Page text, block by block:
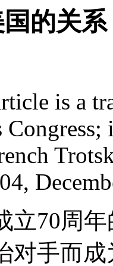
的关系
is a
立70周
对手而